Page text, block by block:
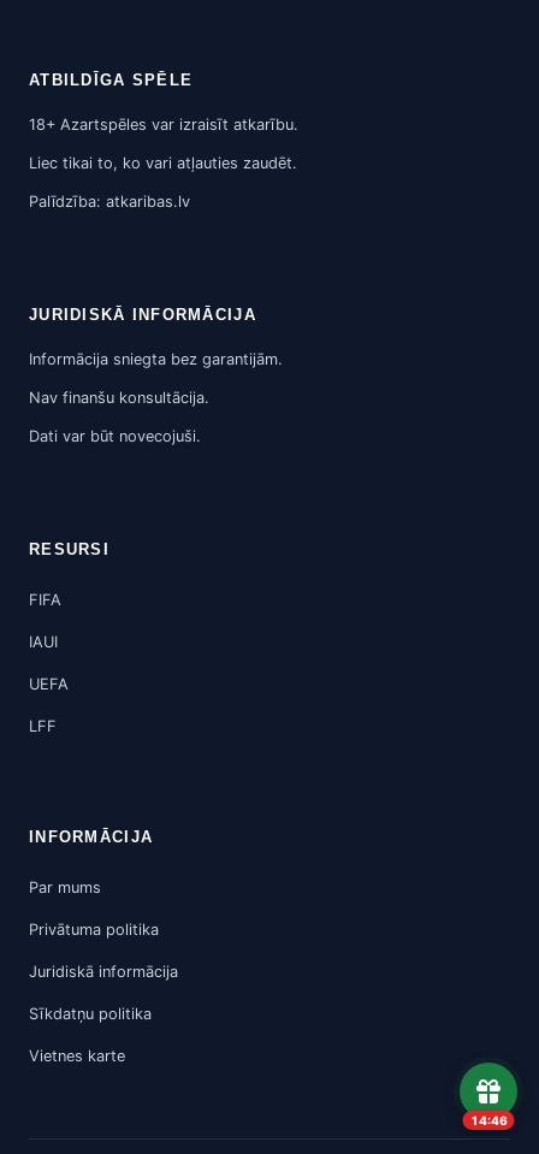
14:45
ATBILDĪGA SPĒLE
18+ Azartspēles var izraisīt atkarību.
Liec tikai to, ko vari atļauties zaudēt.
Palīdzība: atkaribas.lv
JURIDISKĀ INFORMĀCIJA
Informācija sniegta bez garantijām.
Nav finanšu konsultācija.
Dati var būt novecojuši.
RESURSI
FIFA
IAUI
UEFA
LFF
INFORMĀCIJA
Par mums
Privātuma politika
Juridiskā informācija
Sīkdatņu politika
Vietnes karte